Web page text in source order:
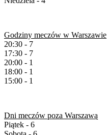
Godziny meczów w Warszawie
20:30 - 7
17:30 - 7
20:00 - 1
18:00 - 1
15:00 - 1
Dni meczów poza Warszawą
Piątek - 6